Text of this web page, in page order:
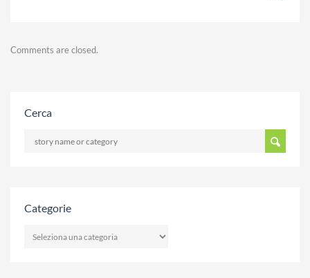
Comments are closed.
Cerca
Categorie